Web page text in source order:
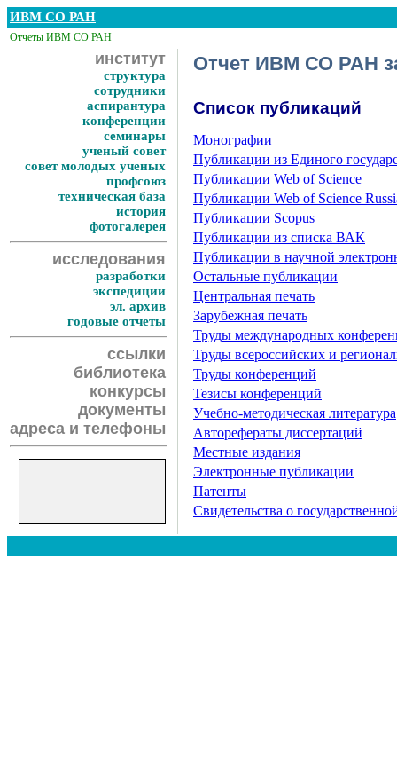
ИВМ СО РАН
Отчеты ИВМ СО РАН
институт
структура
сотрудники
аспирантура
конференции
семинары
ученый совет
совет молодых ученых
профсоюз
техническая база
история
фотогалерея
исследования
разработки
экспедиции
эл. архив
годовые отчеты
ссылки
библиотека
конкурсы
документы
адреса и телефоны
Отчет ИВМ СО РАН
Список публикаций
Монографии
Публикации из Единого
Публикации Web of Science
Публикации Web of Science
Публикации Scopus
Публикации из списка ВАК
Публикации в научной
Остальные публикации
Центральная печать
Зарубежная печать
Труды международных
Труды всероссийских и
Труды конференций
Тезисы конференций
Учебно-методическая литература
Авторефераты диссертаций
Местные издания
Электронные публикации
Патенты
Свидетельства о